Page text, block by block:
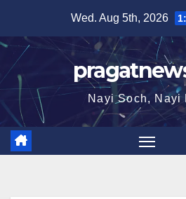
content
Wed. Aug 5th, 2026
Nayi Soch, Nayi